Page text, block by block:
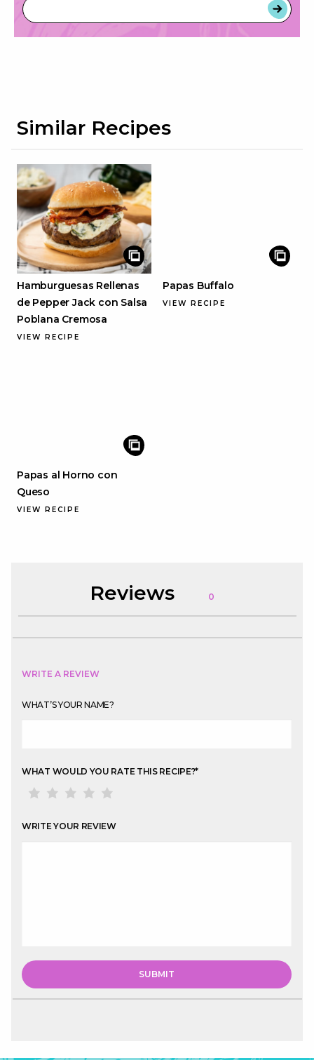
Similar Recipes
Hamburguesas Rellenas
de Pepper Jack con Salsa
Poblana Cremosa
VIEW RECIPE
Papas Buffalo
VIEW RECIPE
Papas al Horno con
Queso
VIEW RECIPE
Reviews 0
WRITE A REVIEW
WHAT’S YOUR NAME?
WHAT WOULD YOU RATE THIS RECIPE?*
WRITE YOUR REVIEW